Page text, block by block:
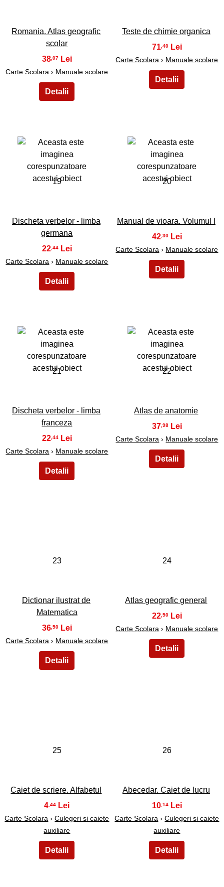
Romania. Atlas geografic
scolar
38 ,07
Carte Scolara › Manuale scolare
Teste de chimie organica
71 ,40
Carte Scolara › Manuale scolare
19
Discheta verbelor - limba
germana
22 ,44
Carte Scolara › Manuale scolare
20
Manual de vioara. Volumul I
42 ,30
Carte Scolara › Manuale scolare
21
Discheta verbelor - limba
franceza
22 ,44
Carte Scolara › Manuale scolare
22
Atlas de anatomie
37,98
Carte Scolara › Manuale scolare
23
Dictionar ilustrat de
Matematica
36,50
Carte Scolara › Manuale scolare
24
Atlas geografic general
22 ,50
Carte Scolara › Manuale scolare
25
Caiet de scriere. Alfabetul
4 ,44
Carte Scolara ›Culegeri si caiete
auxiliare
26
Abecedar. Caiet de lucru
10,14
Carte Scolara ›Culegeri si caiete
auxiliare